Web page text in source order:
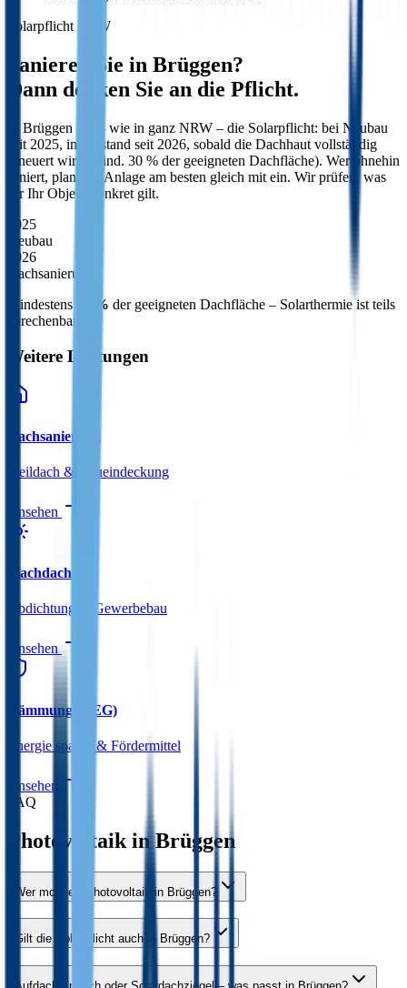
Solarpflicht NRW
Sanieren Sie in Brüggen?
Dann denken Sie an die Pflicht.
Brüggen gilt – wie in ganz NRW – die Solarpflicht: bei Neubau
seit 2025, im Bestand seit 2026, sobald die Dachhaut vollständig
erneuert wird (mind. 30 % der geeigneten Dachfläche). Wer ohnehin
saniert, plant die Anlage am besten gleich mit ein. Wir prüfen, was
für Ihr Objekt konkret gilt.
2025
Neubau
2026
Dachsanierung
Mindestens
30 % der geeigneten Dachfläche – Solarthermie ist teils
anrechenbar.
Weitere Leistungen
Dachsanierung
Steildach & Neueindeckung
Ansehen
Flachdach
Abdichtung & Gewerbebau
Ansehen
Dämmung (GEG)
Energie sparen & Fördermittel
Ansehen
FAQ
Photovoltaik inBrüggen
Wer montiert Photovoltaik in Brüggen?
Gilt die Solarpflicht auch in Brüggen?